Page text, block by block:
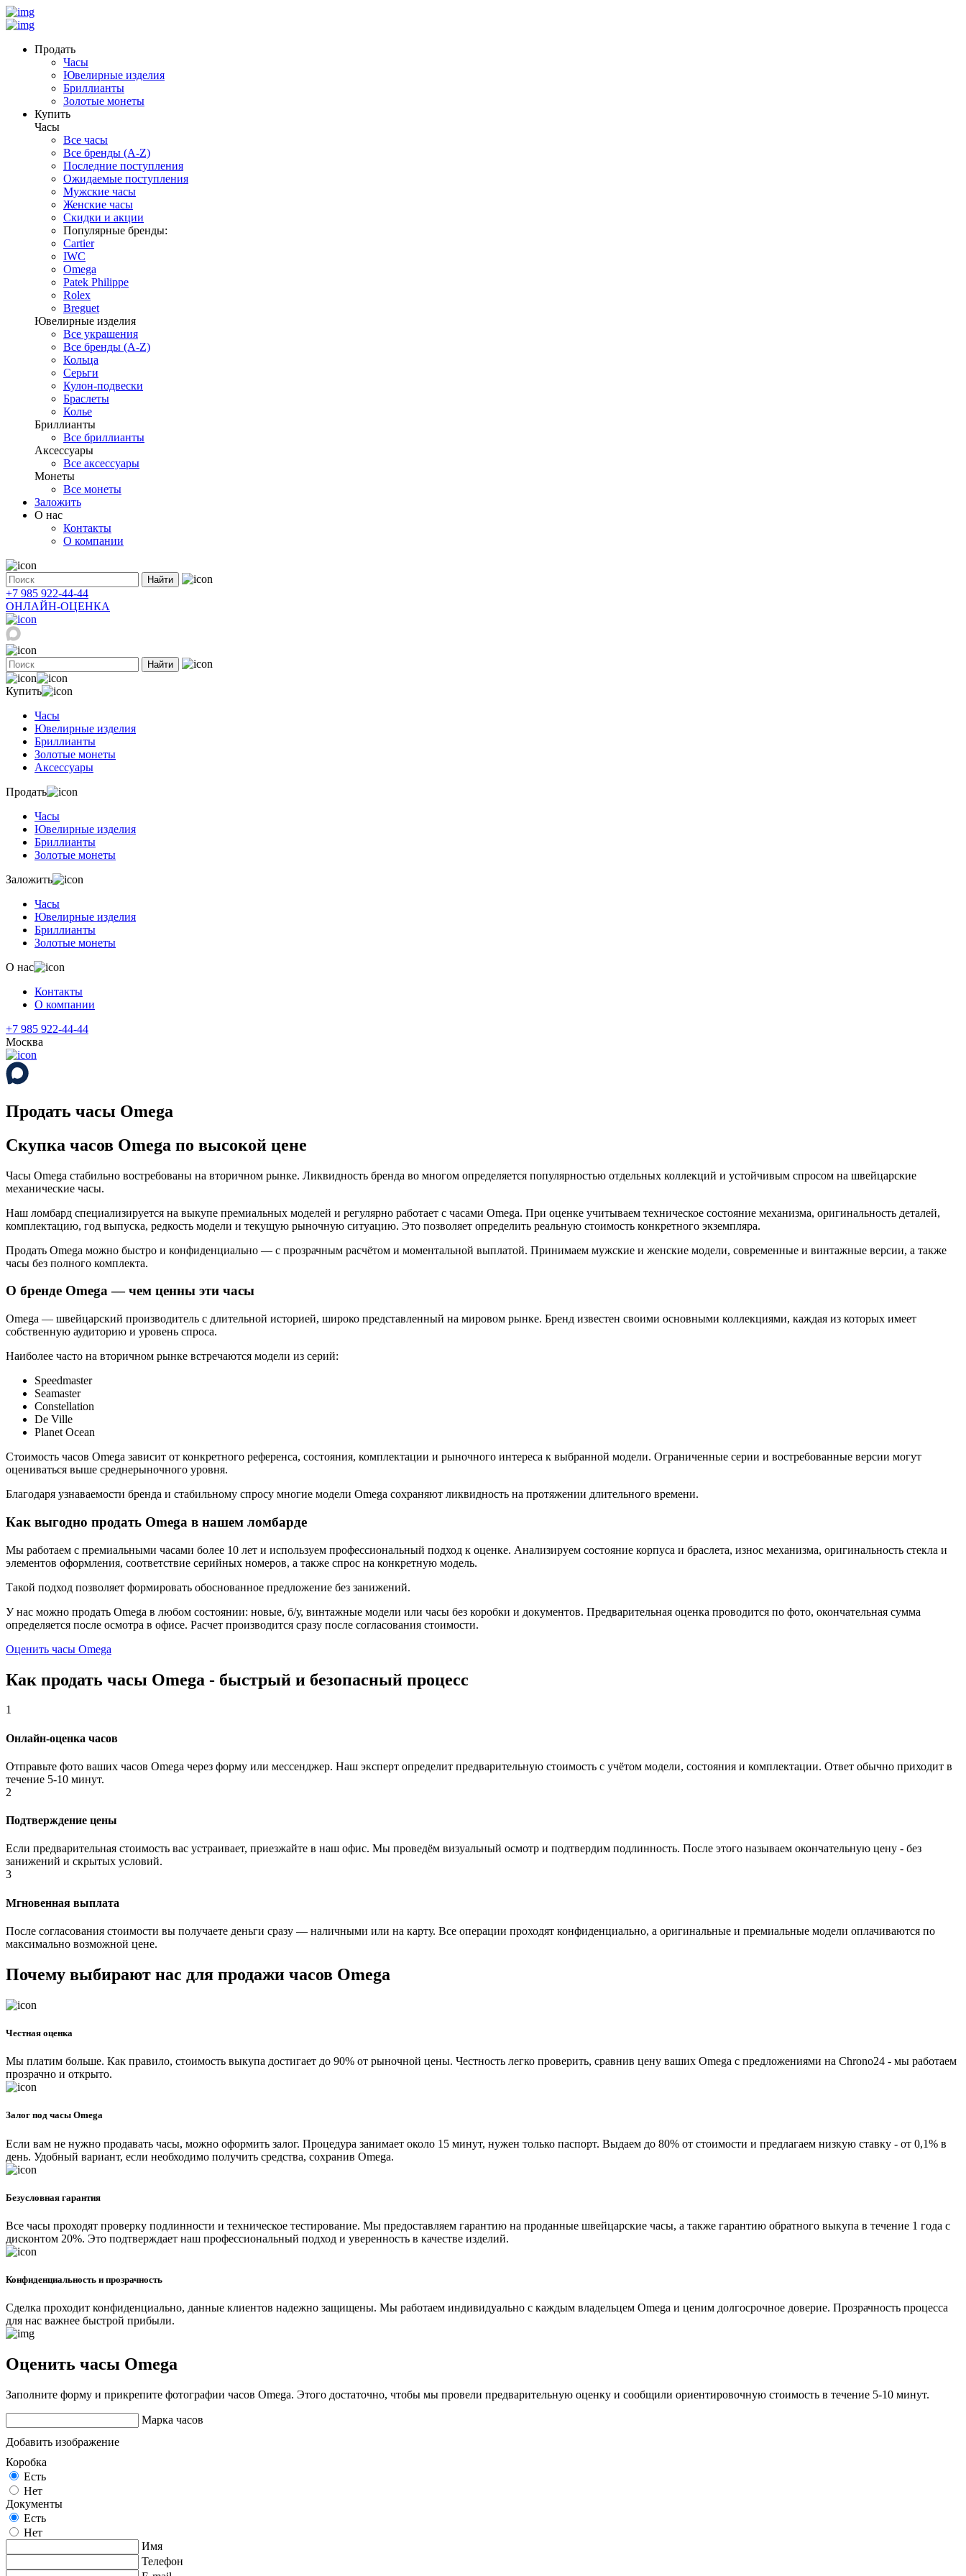
Продать
Часы
Ювелирные изделия
Бриллианты
Золотые монеты
Купить
Часы
Все часы
Все бренды (A-Z)
Последние поступления
Ожидаемые поступления
Мужские часы
Женские часы
Скидки и акции
Популярные бренды:
Cartier
IWC
Omega
Patek Philippe
Rolex
Breguet
Ювелирные изделия
Все украшения
Все бренды (A-Z)
Кольца
Серьги
Кулон-подвески
Браслеты
Колье
Бриллианты
Все бриллианты
Аксессуары
Все аксессуары
Монеты
Все монеты
Заложить
О нас
Контакты
О компании
Найти
+7 985 922-44-44
ОНЛАЙН-ОЦЕНКА
Найти
Купить
Часы
Ювелирные изделия
Бриллианты
Золотые монеты
Аксессуары
Продать
Часы
Ювелирные изделия
Бриллианты
Золотые монеты
Заложить
Часы
Ювелирные изделия
Бриллианты
Золотые монеты
О нас
Контакты
О компании
+7 985 922-44-44
Москва
Продать часы Omega
Скупка часов Omega по высокой цене
Часы Omega стабильно востребованы на вторичном рынке. Ликвидность бренда во многом определяется популярностью отдельных коллекций и устойчивым спросом на швейцарские
механические часы.
Наш ломбард специализируется на выкупе премиальных моделей и регулярно работает с часами Omega. При оценке учитываем техническое состояние механизма, оригинальность деталей,
комплектацию, год выпуска, редкость модели и текущую рыночную ситуацию. Это позволяет определить реальную стоимость конкретного экземпляра.
Продать Omega можно быстро и конфиденциально — с прозрачным расчётом и моментальной выплатой. Принимаем мужские и женские модели, современные и винтажные версии, а также
часы без полного комплекта.
О бренде Omega — чем ценны эти часы
Omega — швейцарский производитель с длительной историей, широко представленный на мировом рынке. Бренд известен своими основными коллекциями, каждая из которых имеет
собственную аудиторию и уровень спроса.
Наиболее часто на вторичном рынке встречаются модели из серий:
Speedmaster
Seamaster
Constellation
De Ville
Planet Ocean
Стоимость часов Omega зависит от конкретного референса, состояния, комплектации и рыночного интереса к выбранной модели. Ограниченные серии и востребованные версии могут
оцениваться выше среднерыночного уровня.
Благодаря узнаваемости бренда и стабильному спросу многие модели Omega сохраняют ликвидность на протяжении длительного времени.
Как выгодно продать Omega в нашем ломбарде
Мы работаем с премиальными часами более 10 лет и используем профессиональный подход к оценке. Анализируем состояние корпуса и браслета, износ механизма, оригинальность стекла и
элементов оформления, соответствие серийных номеров, а также спрос на конкретную модель.
Такой подход позволяет формировать обоснованное предложение без занижений.
У нас можно продать Omega в любом состоянии: новые, б/у, винтажные модели или часы без коробки и документов. Предварительная оценка проводится по фото, окончательная сумма
определяется после осмотра в офисе. Расчет производится сразу после согласования стоимости.
Оценить часы Omega
Как продать часы Omega - быстрый и безопасный процесс
1
Онлайн-оценка часов
Отправьте фото ваших часов Omega через форму или мессенджер. Наш эксперт определит предварительную стоимость с учётом модели, состояния и комплектации. Ответ обычно приходит в
течение 5-10 минут.
2
Подтверждение цены
Если предварительная стоимость вас устраивает, приезжайте в наш офис. Мы проведём визуальный осмотр и подтвердим подлинность. После этого называем окончательную цену - без
занижений и скрытых условий.
3
Мгновенная выплата
После согласования стоимости вы получаете деньги сразу — наличными или на карту. Все операции проходят конфиденциально, а оригинальные и премиальные модели оплачиваются по
максимально возможной цене.
Почему выбирают нас для продажи часов Omega
Честная оценка
Мы платим больше. Как правило, стоимость выкупа достигает до 90% от рыночной цены. Честность легко проверить, сравнив цену ваших Omega с предложениями на Chrono24 - мы работаем
прозрачно и открыто.
Залог под часы Omega
Если вам не нужно продавать часы, можно оформить залог. Процедура занимает около 15 минут, нужен только паспорт. Выдаем до 80% от стоимости и предлагаем низкую ставку - от 0,1% в
день. Удобный вариант, если необходимо получить средства, сохранив Omega.
Безусловная гарантия
Все часы проходят проверку подлинности и техническое тестирование. Мы предоставляем гарантию на проданные швейцарские часы, а также гарантию обратного выкупа в течение 1 года с
дисконтом 20%. Это подтверждает наш профессиональный подход и уверенность в качестве изделий.
Конфиденциальность и прозрачность
Сделка проходит конфиденциально, данные клиентов надежно защищены. Мы работаем индивидуально с каждым владельцем Omega и ценим долгосрочное доверие. Прозрачность процесса
для нас важнее быстрой прибыли.
Оценить часы Omega
Заполните форму и прикрепите фотографии часов Omega. Этого достаточно, чтобы мы провели предварительную оценку и сообщили ориентировочную стоимость в течение 5-10 минут.
Марка часов
Добавить изображение
Коробка
Есть
Нет
Документы
Есть
Нет
Имя
Телефон